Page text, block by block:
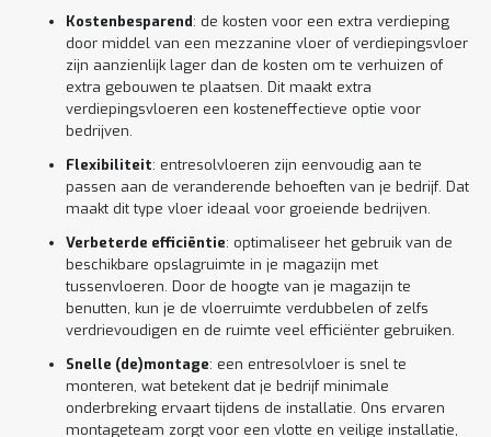
Kostenbesparend: de kosten voor een extra verdieping
door middel van een mezzanine vloer of verdiepingsvloer
zijn aanzienlijk lager dan de kosten om te verhuizen of
extra gebouwen te plaatsen. Dit maakt extra
verdiepingsvloeren een kosteneffectieve optie voor
bedrijven.
Flexibiliteit: entresolvloeren zijn eenvoudig aan te
passen aan de veranderende behoeften van je bedrijf. Dat
maakt dit type vloer ideaal voor groeiende bedrijven.
Verbeterde efficiëntie: optimaliseer het gebruik van de
beschikbare opslagruimte in je magazijn met
tussenvloeren. Door de hoogte van je magazijn te
benutten, kun je de vloerruimte verdubbelen of zelfs
verdrievoudigen en de ruimte veel efficiënter gebruiken.
Snelle (de)montage: een entresolvloer is snel te
monteren, wat betekent dat je bedrijf minimale
onderbreking ervaart tijdens de installatie. Ons ervaren
montageteam zorgt voor een vlotte en veilige installatie,